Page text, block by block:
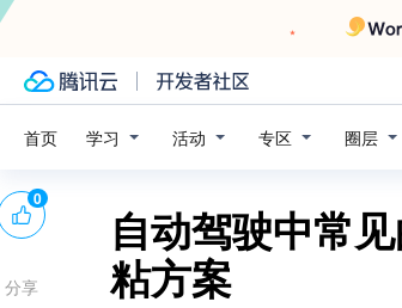
首页 学习 活动 专区 圈层
自动驾驶中常
粘方案
0
分享